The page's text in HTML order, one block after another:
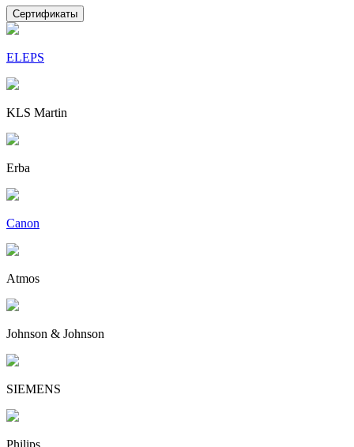
Сертификаты
ELEPS
KLS Martin
Erba
Canon
Atmos
Johnson & Johnson
SIEMENS
Philips